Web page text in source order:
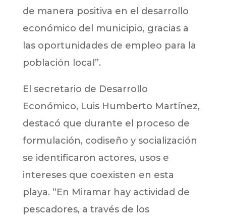
de manera positiva en el desarrollo
económico del municipio, gracias a
las oportunidades de empleo para la
población local”.
El secretario de Desarrollo
Económico, Luis Humberto Martínez,
destacó que durante el proceso de
formulación, codiseño y socialización
se identificaron actores, usos e
intereses que coexisten en esta
playa. “En Miramar hay actividad de
pescadores, a través de los